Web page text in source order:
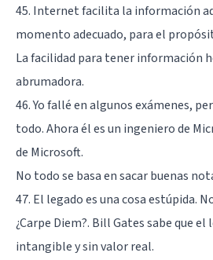
45. Internet facilita la información
momento adecuado, para el
La facilidad para tener información
abrumadora.
46. Yo fallé en algunos exámenes,
todo. Ahora él es un ingeniero de
de Microsoft.
No todo se basa en sacar buenas
47. El legado es una cosa estúpida.
¿Carpe Diem?. Bill Gates sabe que el
intangible y sin valor real.